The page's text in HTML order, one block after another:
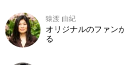
猿渡 由紀
オリジナルのファン
る